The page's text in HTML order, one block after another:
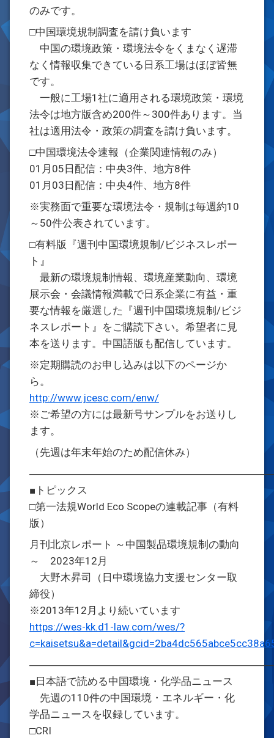
のみです。
□中国環境規制調査を請け負います
中国の環境政策・環境法令をくまなく遅滞
なく情報収集できている日系工場はほぼ皆無
です。
一般に工場1社に適用される環境政策・環境
法令は地方版含め200件～300件あります。当
社は適用法令・政策の調査を請け負います。
□中国環境法令速報（企業関連情報のみ）
01月05日配信：中央3件、地方8件
01月03日配信：中央4件、地方8件
※実務面で重要な環境法令・規制は毎週約10
～50件公表されています。
□有料版『週刊中国環境規制/ビジネスレポー
ト』
最新の環境規制情報、環境産業動向、環境
展示会・会議情報満載で日系企業に有益・重
要な情報を厳選した『週刊中国環境規制/ビジ
ネスレポート』をご購読下さい。希望者に見
本を送ります。中国語版も配信しています。
※定期購読のお申し込みは以下のページか
ら。
http://www.jcesc.com/enw/
※ご希望の方には最新号サンプルをお送りし
ます。
（先週は年末年始のため配信休み）
■トピックス
□第一法規World Eco Scopeの連載記事（有料
版）
月刊北京レポート ～中国製品環境規制の動向
～ 2023年12月
大野木昇司（日中環境協力支援センター取
締役）
※2013年12月より続いています
https://wes-kk.d1-law.com/wes/?
■日本語で読める中国環境・化学品ニュース
先週の110件の中国環境・エネルギー・化
学品ニュースを収録しています。
□CRI